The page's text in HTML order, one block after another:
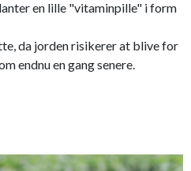
en lille "vitaminpille" i form
da jorden risikerer at blive for
endnu en gang senere.